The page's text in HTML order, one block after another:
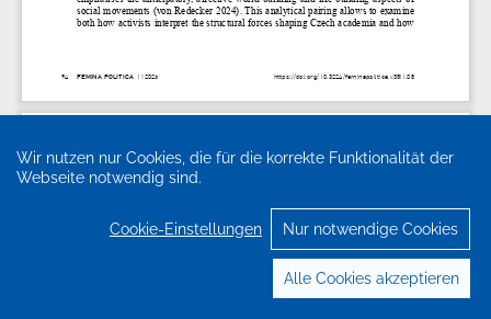
Wir nutzen nur Cookies, die für die korrekte Funktionalität der
Webseite notwendig sind.
Cookie-Einstellungen Nur notwendige Cookies
Alle Cookies akzeptieren